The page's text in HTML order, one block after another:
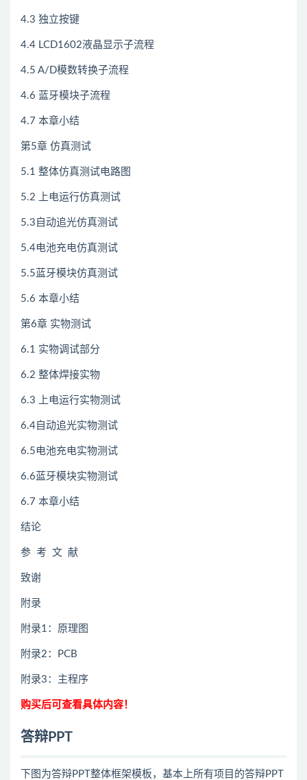
4.3 独立按键
4.4 LCD1602液晶显示子流程
4.5 A/D模数转换子流程
4.6 蓝牙模块子流程
4.7 本章小结
第5章 仿真测试
5.1 整体仿真测试电路图
5.2 上电运行仿真测试
5.3自动追光仿真测试
5.4电池充电仿真测试
5.5蓝牙模块仿真测试
5.6 本章小结
第6章 实物测试
6.1 实物调试部分
6.2 整体焊接实物
6.3 上电运行实物测试
6.4自动追光实物测试
6.5电池充电实物测试
6.6蓝牙模块实物测试
6.7 本章小结
结论
参 考 文 献
致谢
附录
附录1：原理图
附录2：PCB
附录3：主程序
购买后可查看具体内容！
答辩PPT
下图为答辩PPT整体框架模板，基本上所有项目的答辩PPT